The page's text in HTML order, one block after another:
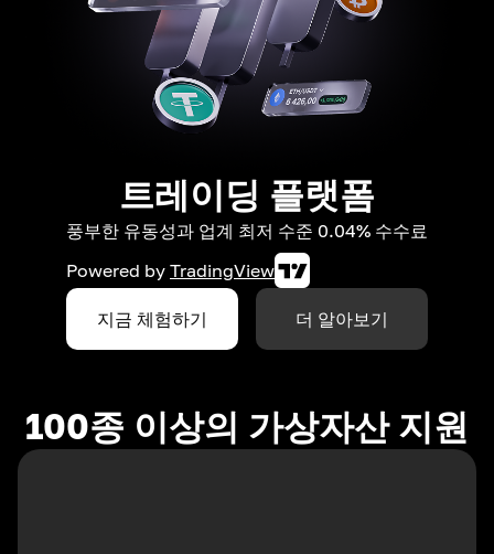
트레이딩 플랫폼
풍부한 유동성과 업계 최저 수준 0.04% 수수료
Powered by TradingView
지금 체험하기 더 알아보기
100종 이상의 가상자산 지원